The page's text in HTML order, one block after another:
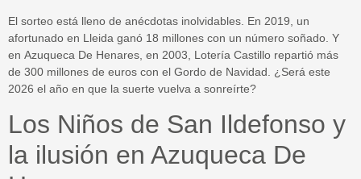
El sorteo está lleno de anécdotas inolvidables. En 2019, un
afortunado en Lleida ganó 18 millones con un número soñado. Y
en Azuqueca De Henares , en 2003, Lotería Castillo repartió más
de 300 millones de euros con el Gordo de Navidad. ¿Será este
2026 el año en que la suerte vuelva a sonreírte?
Los Niños de San Ildefonso y
la ilusión en Azuqueca De